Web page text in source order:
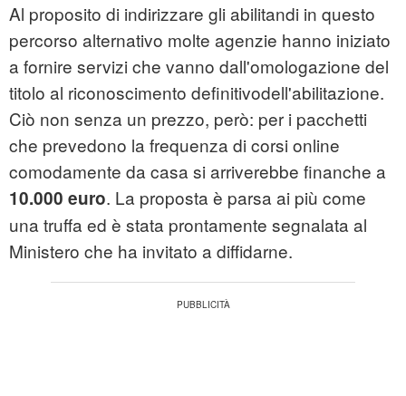
Al proposito di indirizzare gli abilitandi in questo
percorso alternativo molte agenzie hanno iniziato
a fornire servizi che vanno dall'omologazione del
titolo al riconoscimento definitivodell'abilitazione.
Ciò non senza un prezzo, però: per i pacchetti
che prevedono la frequenza di corsi online
comodamente da casa si arriverebbe finanche a
10.000 euro. La proposta è parsa ai più come
una truffa ed è stata prontamente segnalata al
Ministero che ha invitato a diffidarne.